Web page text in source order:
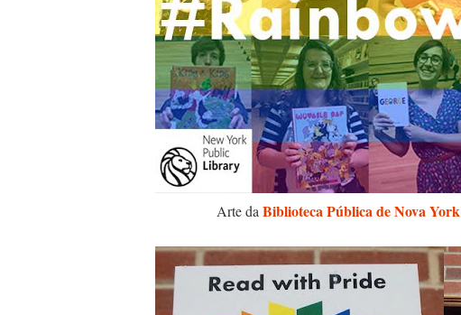
Arte da Biblioteca Pública de Nova York